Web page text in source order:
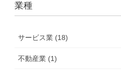
業種
サービス業 (18)
不動産業 (1)